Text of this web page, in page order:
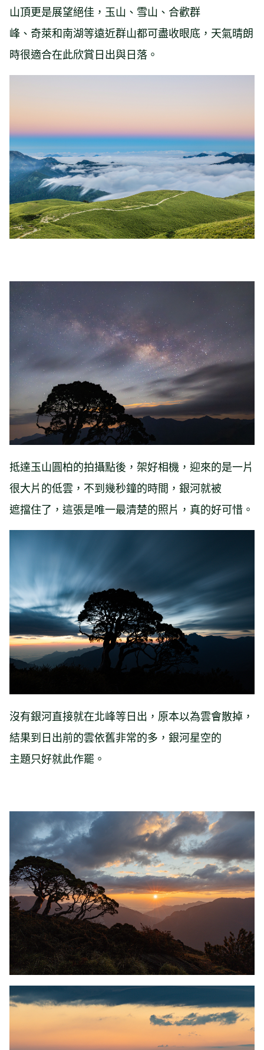
山頂更是展望絕佳，玉山、雪山、合歡群
峰、奇萊和南湖等遠近群山都可盡收眼底，天氣晴朗
時很適合在此欣賞日出與日落。
抵達玉山圓柏的拍攝點後，架好相機，迎來的是一片
很大片的低雲，不到幾秒鐘的時間，銀河就被
遮擋住了，這張是唯一最清楚的照片，真的好可惜。
沒有銀河直接就在北峰等日出，原本以為雲會散掉，
結果到日出前的雲依舊非常的多，銀河星空的
主題只好就此作罷。